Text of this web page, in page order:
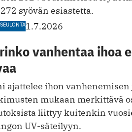
syövän esiastetta.
1.7.2026
vanhentaa ihoa
ajattelee ihon
mukaan merkittävä
liittyy kuitenkin
UV-säteilyyn.